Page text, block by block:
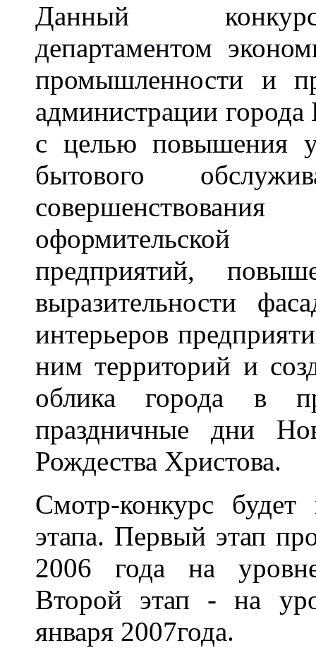
Данный
департаментом
промышленности и
администрации
с целью повышения
бытового
предприятий,
выразительности
интерьеров
ним территорий и
облика города в
праздничные дни
Рождества Христова.
Смотр-конкурс будет
этапа. Первый этап
2006 года на
Второй этап - на
января 2007года.